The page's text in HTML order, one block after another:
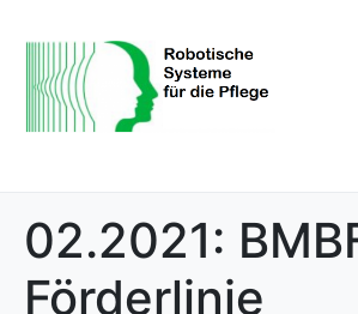
02.2021:
Förderlinie